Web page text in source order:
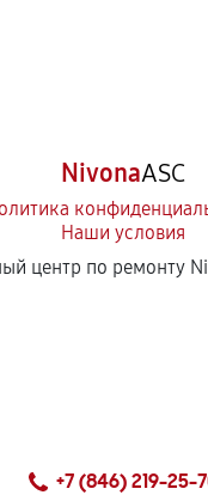
NivonaASC
Наши условия
центр по ремонту
+7 (846) 219-25-